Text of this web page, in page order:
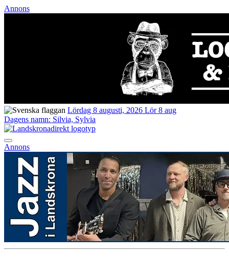
Annons
Lördag 8 augusti, 2026 Lör 8 aug
Dagens namn: Silvia, Sylvia
Annons